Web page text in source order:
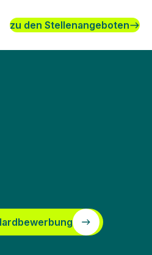
zu den Stellenangeboten